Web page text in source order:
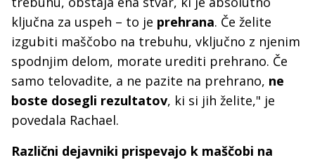
ključna za uspeh – to je prehrana. Če želite
izgubiti maščobo na trebuhu, vključno z njenim
spodnjim delom, morate urediti prehrano. Če
samo telovadite, a ne pazite na prehrano, ne
boste dosegli rezultatov, ki si jih želite," je
povedala Rachael.
Različni dejavniki prispevajo k maščobi na